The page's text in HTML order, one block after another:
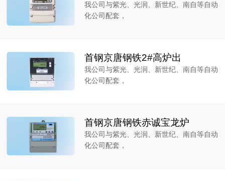
我公司与紫光、光润、新世纪、南自等自动
化公司配套，
首钢京唐钢铁2#高炉出
我公司与紫光、光润、新世纪、南自等自动
化公司配套，
首钢京唐钢铁赤诚宝龙炉
我公司与紫光、光润、新世纪、南自等自动
化公司配套，